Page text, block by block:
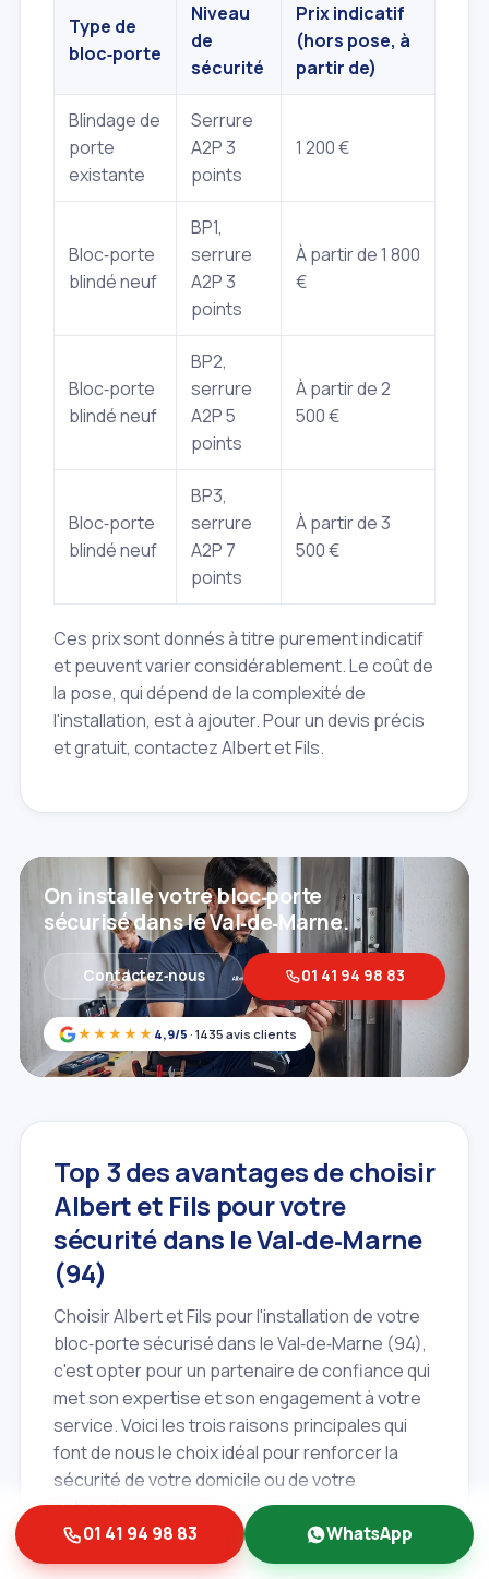
Type de
bloc‑porte
Niveau
de
sécurité
Prix indicatif
(hors pose, à
partir de)
Blindage de
porte
existante
Serrure
A2P 3
points
1 200 €
Bloc‑porte
blindé neuf
BP1,
serrure
A2P 3
points
À partir de 1 800
€
Bloc‑porte
blindé neuf
BP2,
serrure
A2P 5
points
À partir de 2
500 €
Bloc‑porte
blindé neuf
BP3,
serrure
A2P 7
points
À partir de 3
500 €
Ces prix sont donnés à titre purement indicatif
et peuvent varier considérablement. Le coût de
la pose, qui dépend de la complexité de
l'installation, est à ajouter. Pour un devis précis
et gratuit, contactez Albert et Fils.
★★★★★ 4,9/5 · 1435 avis clients
On installe votre bloc‑porte
sécurisé dans le Val‑de‑Marne.
Contactez‑nous 01 41 94 98 83
Top 3 des avantages de choisir
Albert et Fils pour votre
sécurité dans le Val‑de‑Marne
(94)
Choisir Albert et Fils pour l'installation de votre
bloc‑porte sécurisé dans le Val‑de‑Marne (94),
c'est opter pour un partenaire de confiance qui
met son expertise et son engagement à votre
service. Voici les trois raisons principales qui
font de nous le choix idéal pour renforcer la
sécurité de votre domicile ou de votre
entreprise:
Expertise locale et réactivité 24h/7j: En
01 41 94 98 83 WhatsApp